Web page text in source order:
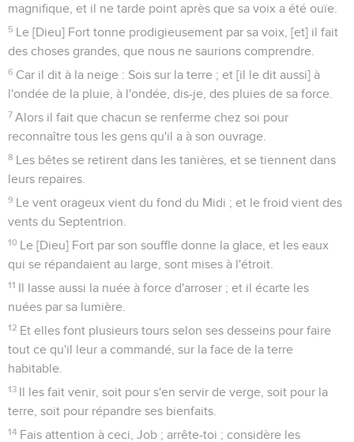
magnifique, et il ne tarde point après que sa voix a été ouïe.
5 Le [Dieu] Fort tonne prodigieusement par sa voix, [et] il fait
des choses grandes, que nous ne saurions comprendre.
6 Car il dit à la neige : Sois sur la terre ; et [il le dit aussi] à
l'ondée de la pluie, à l'ondée, dis-je, des pluies de sa force.
7 Alors il fait que chacun se renferme chez soi pour
reconnaître tous les gens qu'il a à son ouvrage.
8 Les bêtes se retirent dans les tanières, et se tiennent dans
leurs repaires.
9 Le vent orageux vient du fond du Midi ; et le froid vient des
vents du Septentrion.
10 Le [Dieu] Fort par son souffle donne la glace, et les eaux
qui se répandaient au large, sont mises à l'étroit.
11 Il lasse aussi la nuée à force d'arroser ; et il écarte les
nuées par sa lumière.
12 Et elles font plusieurs tours selon ses desseins pour faire
tout ce qu'il leur a commandé, sur la face de la terre
habitable.
13 Il les fait venir, soit pour s'en servir de verge, soit pour la
terre, soit pour répandre ses bienfaits.
14 Fais attention à ceci, Job ; arrête-toi ; considère les